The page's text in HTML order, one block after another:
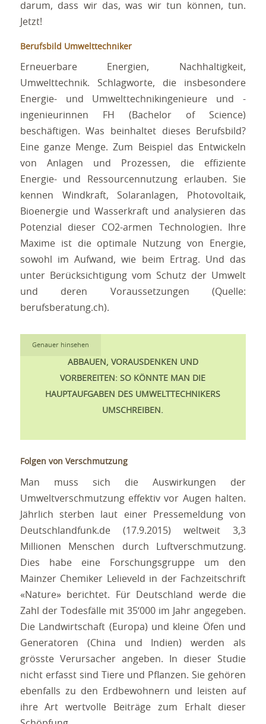
darum, dass wir das, was wir tun können, tun.
Jetzt!
Berufsbild Umwelttechniker
Erneuerbare Energien, Nachhaltigkeit,
Umwelttechnik. Schlagworte, die insbesondere
Energie- und Umwelttechnikingenieure und -
ingenieurinnen FH (Bachelor of Science)
beschäftigen. Was beinhaltet dieses Berufsbild?
Eine ganze Menge. Zum Beispiel das Entwickeln
von Anlagen und Prozessen, die effiziente
Energie- und Ressourcennutzung erlauben. Sie
kennen Windkraft, Solaranlagen, Photovoltaik,
Bioenergie und Wasserkraft und analysieren das
Potenzial dieser CO2-armen Technologien. Ihre
Maxime ist die optimale Nutzung von Energie,
sowohl im Aufwand, wie beim Ertrag. Und das
unter Berücksichtigung vom Schutz der Umwelt
und deren Voraussetzungen (Quelle:
berufsberatung.ch).
Genauer hinsehen
ABBAUEN, VORAUSDENKEN UND
VORBEREITEN: SO KÖNNTE MAN DIE
HAUPTAUFGABEN DES UMWELTTECHNIKERS
UMSCHREIBEN.
Folgen von Verschmutzung
Man muss sich die Auswirkungen der
Umweltverschmutzung effektiv vor Augen halten.
Jährlich sterben laut einer Pressemeldung von
Deutschlandfunk.de (17.9.2015) weltweit 3,3
Millionen Menschen durch Luftverschmutzung.
Dies habe eine Forschungsgruppe um den
Mainzer Chemiker Lelieveld in der Fachzeitschrift
«Nature» berichtet. Für Deutschland werde die
Zahl der Todesfälle mit 35‘000 im Jahr angegeben.
Die Landwirtschaft (Europa) und kleine Öfen und
Generatoren (China und Indien) werden als
grösste Verursacher angeben. In dieser Studie
nicht erfasst sind Tiere und Pflanzen. Sie gehören
ebenfalls zu den Erdbewohnern und leisten auf
ihre Art wertvolle Beiträge zum Erhalt dieser